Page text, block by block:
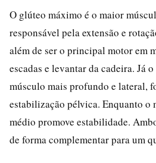
O glúteo máximo é o maior
responsável pela extensão e
além de ser o principal motor em
escadas e levantar da cadeira. Já
músculo mais profundo e lateral,
estabilização pélvica. Enquanto o
médio promove estabilidade.
de forma complementar para um